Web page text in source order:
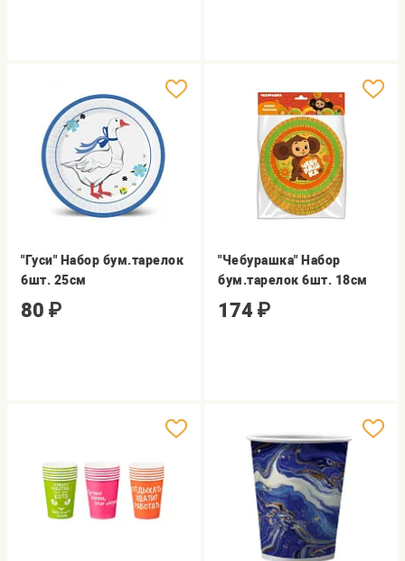
"Гуси" Набор бум.тарелок
6шт. 25см
80 ₽
"Чебурашка" Набор
бум.тарелок 6шт. 18см
174 ₽